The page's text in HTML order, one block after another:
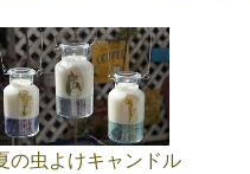
の虫よけキャンドル